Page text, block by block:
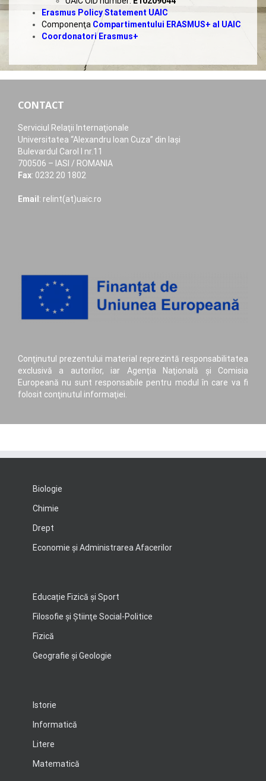
Erasmus Policy Statement UAIC
Componenţa Compartimentului ERASMUS+ al UAIC
Coordonatori Erasmus+
CONTACT
Serviciul Relaţii Internaţionale
Universitatea “Alexandru Ioan Cuza” din Iaşi
Bulevardul Carol I nr.11
700506 – IASI / ROMANIA
Fax: 0232 20 1802
Email : relint(at)uaic.ro
Conţinutul prezentului material reprezintă responsabilitatea
exclusivă a autorilor, iar Agenţia Naţională şi Comisia
Europeană nu sunt responsabile pentru modul în care va fi
folosit conţinutul informaţiei.
Biologie
Chimie
Drept
Economie şi Administrarea Afacerilor
Educație Fizică și Sport
Filosofie şi Ştiinţe Social-Politice
Fizică
Geografie şi Geologie
Istorie
Informatică
Litere
Matematică